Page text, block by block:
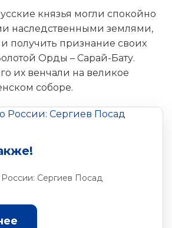
князья могли спокойно
наследственными землями,
получить признание своих
Орды – Сарай-Бату.
их венчали на великое
соборе.
Сергиев Посад